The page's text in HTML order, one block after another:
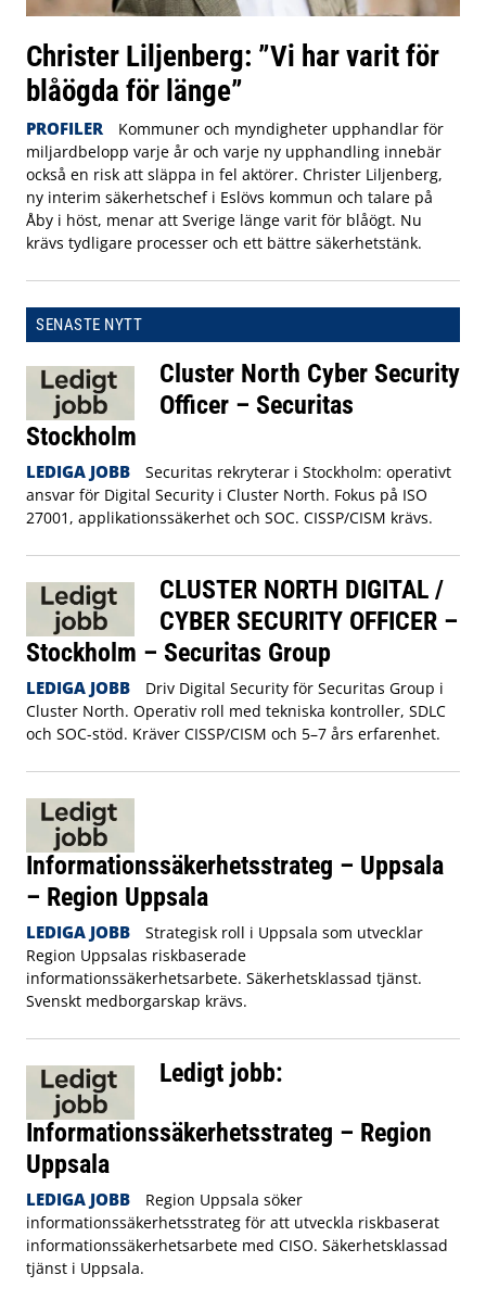
Christer Liljenberg: ”Vi har varit för
blåögda för länge”
PROFILER
Kommuner och myndigheter upphandlar för
miljardbelopp varje år och varje ny upphandling innebär
också en risk att släppa in fel aktörer. Christer Liljenberg,
ny interim säkerhetschef i Eslövs kommun och talare på
Åby i höst, menar att Sverige länge varit för blåögt. Nu
krävs tydligare processer och ett bättre säkerhetstänk.
SENASTE NYTT
Cluster North Cyber Security
Officer – Securitas
Stockholm
LEDIGA JOBB
Securitas rekryterar i Stockholm: operativt
ansvar för Digital Security i Cluster North. Fokus på ISO
27001, applikationssäkerhet och SOC. CISSP/CISM krävs.
CLUSTER NORTH DIGITAL /
CYBER SECURITY OFFICER –
Stockholm – Securitas Group
LEDIGA JOBB
Driv Digital Security för Securitas Group i
Cluster North. Operativ roll med tekniska kontroller, SDLC
och SOC-stöd. Kräver CISSP/CISM och 5–7 års erfarenhet.
Informationssäkerhetsstrateg – Uppsala
– Region Uppsala
LEDIGA JOBB
Strategisk roll i Uppsala som utvecklar
Region Uppsalas riskbaserade
informationssäkerhetsarbete. Säkerhetsklassad tjänst.
Svenskt medborgarskap krävs.
Ledigt jobb:
Informationssäkerhetsstrateg – Region
Uppsala
LEDIGA JOBB
Region Uppsala söker
informationssäkerhetsstrateg för att utveckla riskbaserat
informationssäkerhetsarbete med CISO. Säkerhetsklassad
tjänst i Uppsala.